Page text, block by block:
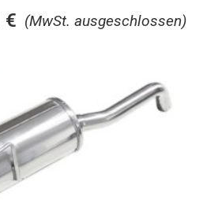
(MwSt. ausgeschlossen)
€